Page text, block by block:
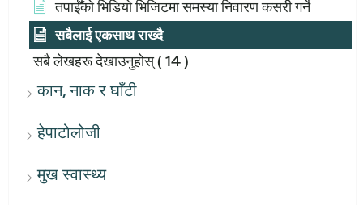
तपाईँको भिडियो भिजिटमा समस्या निवारण कसरी गर्ने
सबैलाई एकसाथ राख्दै
सबै लेखहरू देखाउनुहोस्( 14 )
कान, नाक र घाँटी
हेपाटोलोजी
मुख स्वास्थ्य